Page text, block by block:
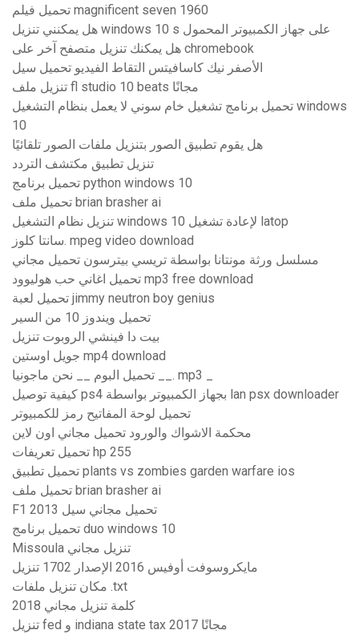
تحميل فيلم magnificent seven 1960
هل يمكنني تنزيل windows 10 s على جهاز الكمبيوتر المحمول
هل يمكنك تنزيل متصفح آخر على chromebook
الأصفر نيك كاسافيتس التقاط الفيديو تحميل سيل
تنزيل ملف fl studio 10 beats مجانًا
تحميل برنامج تشغيل خام سوني لا يعمل بنظام التشغيل windows
10
هل يقوم تطبيق الصور بتنزيل ملفات الصور تلقائيًا
تنزيل تطبيق مكتشف التردد
تحميل برنامج python windows 10
تحميل ملف brian brasher ai
تنزيل نظام التشغيل windows 10 لإعادة تشغيل latop
سانتا كلوز. mpeg video download
مسلسل ورثة مونتانا بواسطة تريسي بيترسون تحميل مجاني
تحميل اغاني حب هوليوود mp3 free download
تحميل لعبة jimmy neutron boy genius
تحميل ويندوز 10 من السير
بيت دا فينشي الروبوت تنزيل
جويل اوستين mp4 download
تحميل البوم __ نحن ماجونيا __. mp3 _
كيفية توصيل ps4 بجهاز الكمبيوتر بواسطة lan psx downloader
تحميل لوحة المفاتيح رمز للكمبيوتر
محكمة الاشواك والورود تحميل مجاني اون لاين
تحميل تعريفات hp 255
تحميل تطبيق plants vs zombies garden warfare ios
تحميل ملف brian brasher ai
F1 2013 تحميل مجاني سيل
تحميل برنامج duo windows 10
Missoula تنزيل مجاني
مايكروسوفت أوفيس 2016 الإصدار 1702 تنزيل
مكان تنزيل ملفات .txt
كلمة تنزيل مجاني 2018
تنزيل fed و indiana state tax 2017 مجانًا